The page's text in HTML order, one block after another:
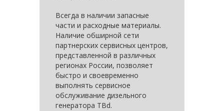
Всегда в наличии запасные
части и расходные материалы.
Наличие обширной сети
партнерских сервисных центров,
представленной в различных
регионах России, позволяет
быстро и своевременно
выполнять сервисное
обслуживание дизельного
генератора TBd.